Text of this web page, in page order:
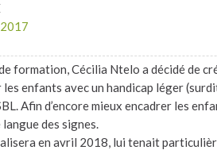
formation, Cécilia Ntelo a décidé de
enfants avec un handicap léger
Afin d’encore mieux encadrer les
des signes.
en avril 2018, lui tenait